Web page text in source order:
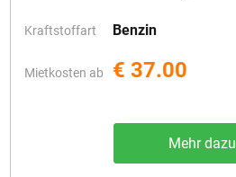
Kraftstoffart Benzin
Mietkosten ab € 37.00
Mehr dazu